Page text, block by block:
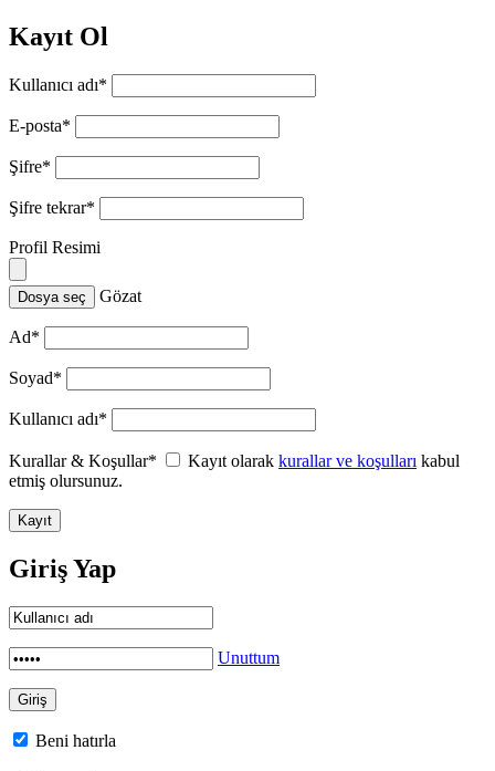
Kayıt Ol
Kullanıcı adı*
E-posta*
Şifre*
Şifre tekrar*
Profil Resimi
Dosya seç Gözat
Ad*
Soyad*
Kullanıcı adı*
Kurallar & Koşullar* Kayıt olarak kurallar ve koşulları kabul
etmiş olursunuz.
Giriş Yap
Unuttum
Beni hatırla